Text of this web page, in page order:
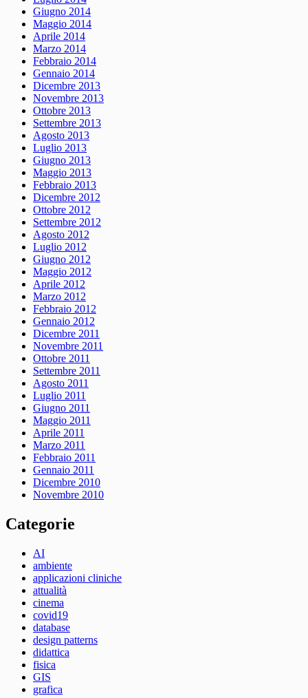
Giugno 2014
Maggio 2014
Aprile 2014
Marzo 2014
Febbraio 2014
Gennaio 2014
Dicembre 2013
Novembre 2013
Ottobre 2013
Settembre 2013
Agosto 2013
Luglio 2013
Giugno 2013
Maggio 2013
Febbraio 2013
Dicembre 2012
Ottobre 2012
Settembre 2012
Agosto 2012
Luglio 2012
Giugno 2012
Maggio 2012
Aprile 2012
Marzo 2012
Febbraio 2012
Gennaio 2012
Dicembre 2011
Novembre 2011
Ottobre 2011
Settembre 2011
Agosto 2011
Luglio 2011
Giugno 2011
Maggio 2011
Aprile 2011
Marzo 2011
Febbraio 2011
Gennaio 2011
Dicembre 2010
Novembre 2010
Categorie
AI
ambiente
applicazioni cliniche
attualità
cinema
covid19
database
design patterns
didattica
fisica
GIS
grafica